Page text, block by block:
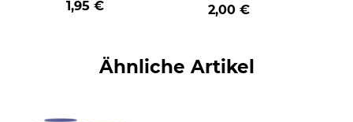
1,95 € 2,00 €
Ähnliche Artikel